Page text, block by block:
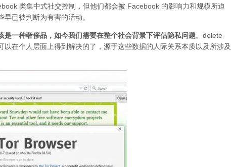
类集中式社交控制，但他们都会被 Facebook 的影响力和规模所迫
已被判断为有害的活动。
是一种奢侈品，如今我们需要在整个社会背景下评估隐私问题。delete
以在个人层面上得到解决的了，源于这些数据的人际关系本质以及所涉及